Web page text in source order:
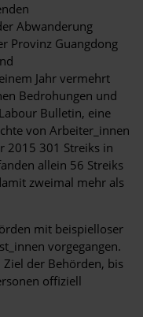
Abwanderung
Provinz Guangdong
Jahr vermehrt
Bedrohungen und
Bulletin, eine
von Arbeiter_innen
2015 301 Streiks in
allein 56 Streiks
zweimal mehr als
mit beispielloser
vorgegangen.
der Behörden, bis
offiziell